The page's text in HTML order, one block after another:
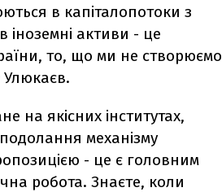
в капіталопотоки з
іноземні активи - це
то, що ми не створюємо
Улюкаєв.
на якісних інститутах,
механізму
- це є головним
робота. Знаєте, коли